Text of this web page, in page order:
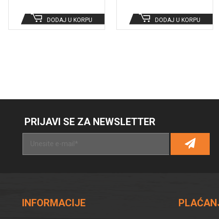
DODAJ U KORPU DODAJ U KORPU
PRIJAVI SE ZA NEWSLETTER
INFORMACIJE